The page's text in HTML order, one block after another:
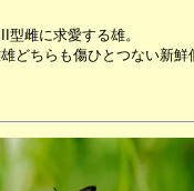
雌に求愛する雄。
どちらも傷ひとつない新鮮